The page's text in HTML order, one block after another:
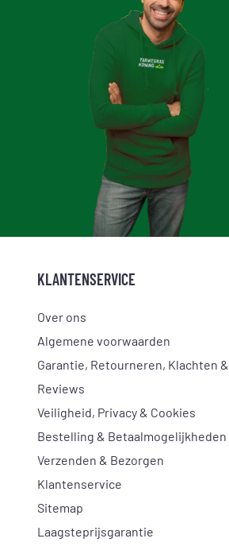
KLANTENSERVICE
Over ons
Algemene voorwaarden
Garantie, Retourneren, Klachten &
Reviews
Veiligheid, Privacy & Cookies
Bestelling & Betaalmogelijkheden
Verzenden & Bezorgen
Klantenservice
Sitemap
Laagsteprijsgarantie